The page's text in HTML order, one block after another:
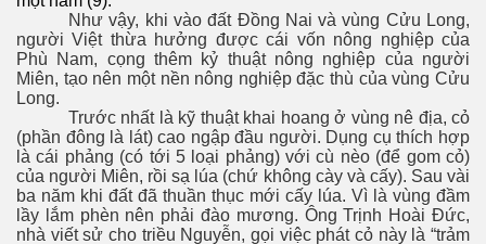
Như vậy, khi vào đất Đồng Nai và vùng Cửu Long,
người Việt thừa hưởng được cái vốn nông nghiệp của
Phù Nam, cọng thêm kỷ thuật nông nghiệp của người
Miên, tạo nên một nền nông nghiệp đặc thù của vùng Cửu
Long.
Trước nhất là kỹ thuật khai hoang ở vùng nê địa, cỏ
(phần đông là lát) cao ngập đầu người. Dụng cụ thích hợp
là cái phảng (có tới 5 loại phảng) với cù nèo (để gom cỏ)
của người Miên, rồi sạ lúa (chứ không cày và cấy). Sau vài
ba năm khi đất đã thuần thục mới cấy lúa. Vì là vùng đầm
lầy lắm phèn nên phải đào mương. Ông Trịnh Hoài Đức,
nhà viết sử cho triều Nguyễn, gọi việc phát cỏ này là “trảm